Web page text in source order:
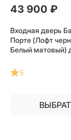
43 900 ₽
Входная дверь
Порте (Лофт
Белый матовый)
5